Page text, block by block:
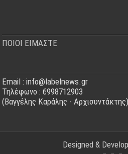
ΠΟΙΟΙ ΕΙΜΑΣΤΕ
Email : info@labelnews.gr
Τηλέφωνο : 6998712903
(Βαγγέλης Καράλης - Αρχισυντάκτης)
Designed &